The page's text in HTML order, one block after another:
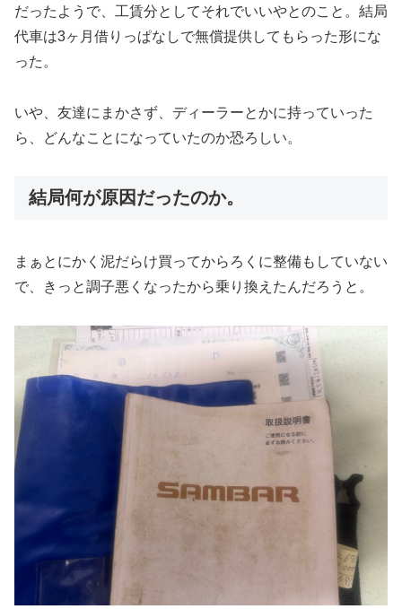
だったようで、工賃分としてそれでいいやとのこと。結局
代車は3ヶ月借りっぱなしで無償提供してもらった形にな
った。
いや、友達にまかさず、ディーラーとかに持っていった
ら、どんなことになっていたのか恐ろしい。
結局何が原因だったのか。
まぁとにかく泥だらけ買ってからろくに整備もしていない
で、きっと調子悪くなったから乗り換えたんだろうと。